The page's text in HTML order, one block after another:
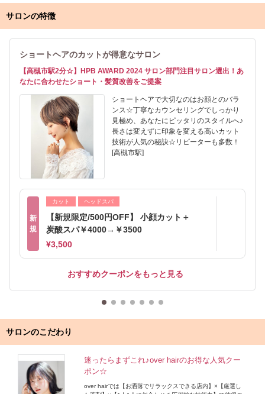
サロンの特徴
ショートヘアのカットが得意なサロン
【高槻市駅2分☆】HPB AWARD 2024 サロン部門注目サロン選出！あ
なたに合わせたショート・髪質改善をご提案
ショートヘアで大切なのはお顔とのバラ
ンス☆丁寧なカウンセリングでしっかり
見極め、あなたにピッタリのスタイルへ♪
長さは変えずに印象を変える高いカット
技術が人気の秘訣☆リピーターも多数！
[高槻市駅]
新
規
カット ヘッドスパ
【新規限定/500円OFF】 小顔カット＋
炭酸スパ￥4000→￥3500
¥3,500
おすすめクーポンをもっと見る
サロンのこだわり
迷ったらまずこれ♪over hairのお得な人気クー
ポン☆
over hairでは【お洒落でリラックスできる店内】×【厳選し